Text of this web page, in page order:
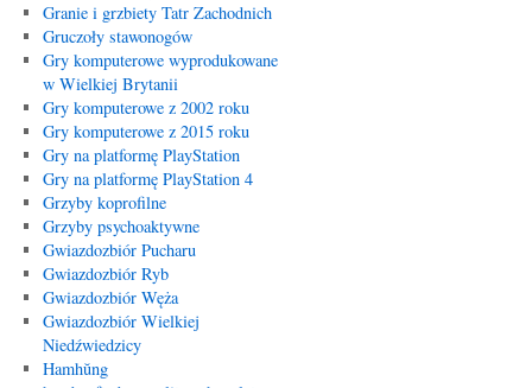
Granie i grzbiety Tatr Zachodnich
Gruczoły stawonogów
Gry komputerowe wyprodukowane
w Wielkiej Brytanii
Gry komputerowe z 2002 roku
Gry komputerowe z 2015 roku
Gry na platformę PlayStation
Gry na platformę PlayStation 4
Grzyby koprofilne
Grzyby psychoaktywne
Gwiazdozbiór Pucharu
Gwiazdozbiór Ryb
Gwiazdozbiór Węża
Gwiazdozbiór Wielkiej
Niedźwiedzicy
Hamhŭng